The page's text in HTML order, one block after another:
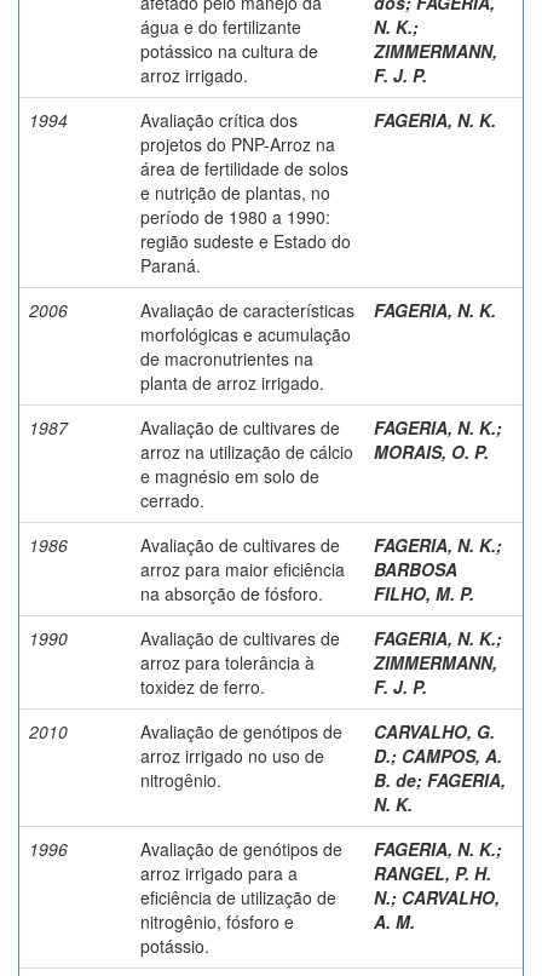
água e do fertilizante
potássico na cultura de
arroz irrigado.
N. K.;
ZIMMERMANN,
F. J. P.
1994
Avaliação crítica dos
projetos do PNP-Arroz na
área de fertilidade de solos
e nutrição de plantas, no
período de 1980 a 1990:
região sudeste e Estado do
Paraná.
FAGERIA, N. K.
2006
Avaliação de características
morfológicas e acumulação
de macronutrientes na
planta de arroz irrigado.
FAGERIA, N. K.
1987
Avaliação de cultivares de
arroz na utilização de cálcio
e magnésio em solo de
cerrado.
FAGERIA, N. K.;
MORAIS, O. P.
1986
Avaliação de cultivares de
arroz para maior eficiência
na absorção de fósforo.
FAGERIA, N. K.;
BARBOSA
FILHO, M. P.
1990
Avaliação de cultivares de
arroz para tolerância à
toxidez de ferro.
FAGERIA, N. K.;
ZIMMERMANN,
F. J. P.
2010
Avaliação de genótipos de
arroz irrigado no uso de
nitrogênio.
CARVALHO, G.
D.; CAMPOS, A.
B. de; FAGERIA,
N. K.
1996
Avaliação de genótipos de
arroz irrigado para a
eficiência de utilização de
nitrogênio, fósforo e
potássio.
FAGERIA, N. K.;
RANGEL, P. H.
N.; CARVALHO,
A. M.